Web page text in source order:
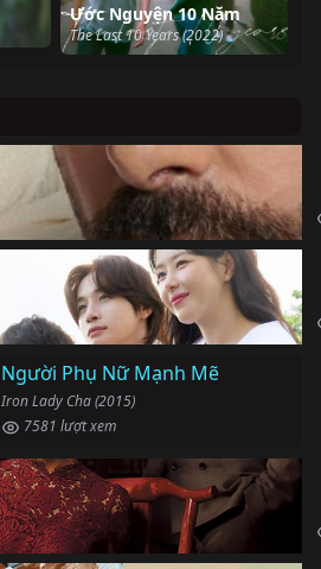
Ước Nguyện 10 Năm
The Last 10 Years (2022)
Người Phụ Nữ Mạnh Mẽ
Iron Lady Cha (2015)
7581 lượt xem